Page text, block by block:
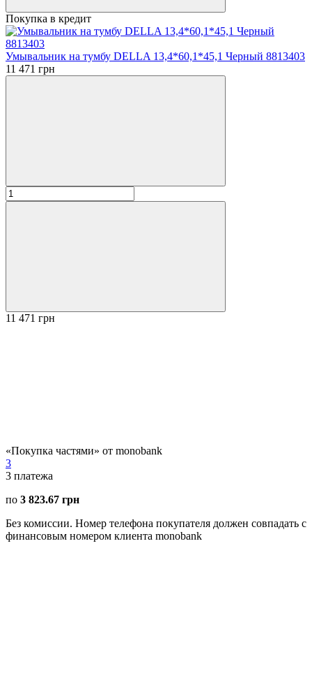
Покупка в кредит
Умывальник на тумбу DELLA 13,4*60,1*45,1 Черный 8813403
11 471 грн
11 471 грн
«Покупка частями» от monobank
3
3 платежа
по 3 823.67 грн
Без комиссии. Номер телефона покупателя должен совпадать с
финансовым номером клиента monobank